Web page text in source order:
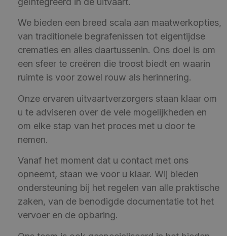
We bieden een breed scala aan maatwerkopties,
van traditionele begrafenissen tot eigentijdse
crematies en alles daartussenin. Ons doel is om
een sfeer te creëren die troost biedt en waarin
ruimte is voor zowel rouw als herinnering.
Onze ervaren uitvaartverzorgers staan klaar om
u te adviseren over de vele mogelijkheden en
om elke stap van het proces met u door te
nemen.
Vanaf het moment dat u contact met ons
opneemt, staan we voor u klaar. Wij bieden
ondersteuning bij het regelen van alle praktische
zaken, van de benodigde documentatie tot het
vervoer en de opbaring.